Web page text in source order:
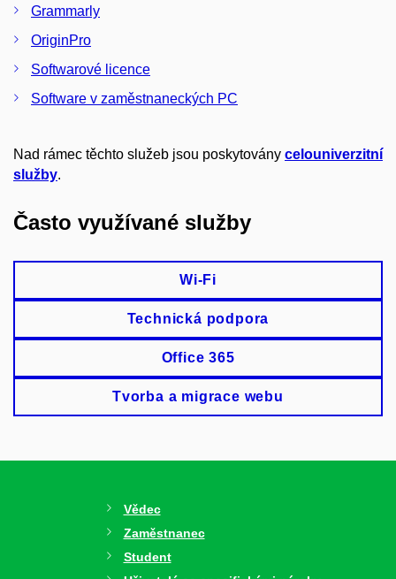
Grammarly
OriginPro
Softwarové licence
Software v zaměstnaneckých PC
Nad rámec těchto služeb jsou poskytovány celouniverzitní
služby.
Často využívané služby
Wi-Fi
Technická podpora
Office 365
Tvorba a migrace webu
Vědec
Zaměstnanec
Student